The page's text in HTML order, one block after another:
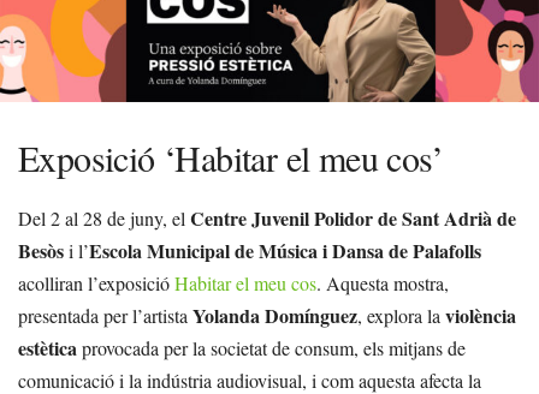
Exposició ‘Habitar el meu cos’
Del 2 al 28 de juny, el Centre Juvenil Polidor de Sant Adrià de
Besòsi l’Escola Municipal de Música i Dansa de Palafolls
acolliran l’exposicióHabitar el meu cos. Aquesta mostra,
presentada per l’artista Yolanda Domínguez, explora la violència
estèticaprovocada per la societat de consum, els mitjans de
comunicació i la indústria audiovisual, i com aquesta afecta la